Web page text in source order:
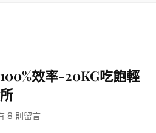
效率-20KG吃飽輕
8 則留言